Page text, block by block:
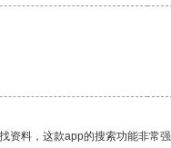
料，这款app的搜索功能非常